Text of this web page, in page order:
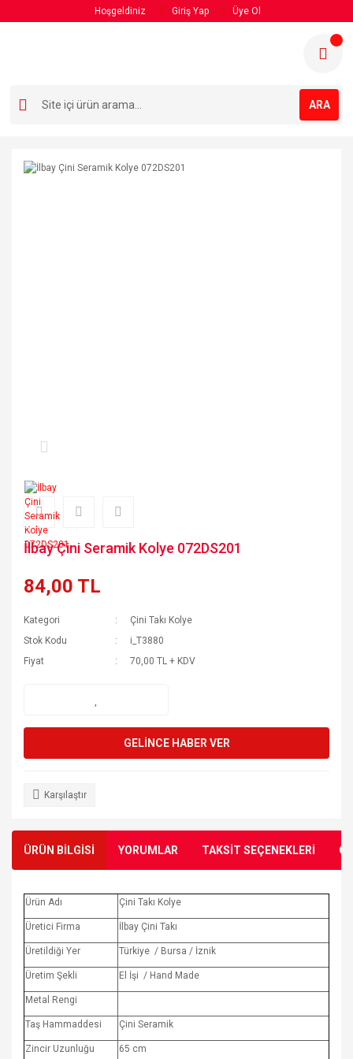
Hoşgeldiniz Giriş Yap Üye Ol
ARA
İlbay Çini Seramik Kolye 072DS201
84,00 TL
Kategori
Çini Takı Kolye
Stok Kodu
i_T3880
Fiyat
70,00 TL + KDV
GELİNCE HABER VER
Karşılaştır
ÜRÜN BİLGİSİ YORUMLAR TAKSİT SEÇENEKLERİ
Ürün Adı Çini Takı Kolye
Üretici Firma İlbay Çini Takı
Üretildiği Yer Türkiye / Bursa / İznik
Üretim Şekli El İşi / Hand Made
Metal Rengi
Taş Hammaddesi Çini Seramik
Zincir Uzunluğu 65 cm